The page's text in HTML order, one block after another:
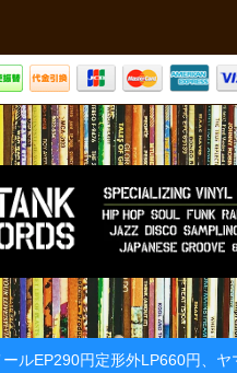
ルEP290円定形外LP660円、ヤ